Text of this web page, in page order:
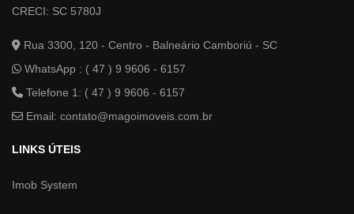
CRECI: SC 5780J
Rua 3300, 120 - Centro - Balneário Camboriú - SC
WhatsApp : ( 47 ) 9 9606 - 6157
Telefone 1: ( 47 ) 9 9606 - 6157
Email: contato@magoimoveis.com.br
LINKS ÚTEIS
Imob System